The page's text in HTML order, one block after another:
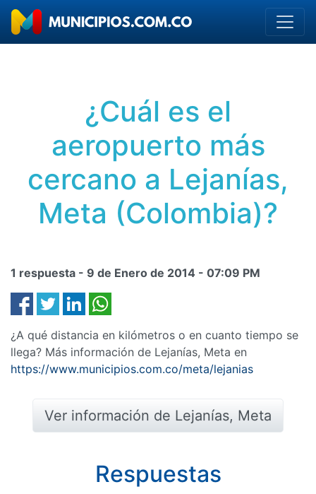
¿Cuál es el
aeropuerto más
cercano a Lejanías,
Meta (Colombia)?
1 respuesta - 9 de Enero de 2014 - 07:09 PM
¿A qué distancia en kilómetros o en cuanto tiempo se
llega? Más información de Lejanías, Meta en
https://www.municipios.com.co/meta/lejanias
Ver información de Lejanías, Meta
Respuestas